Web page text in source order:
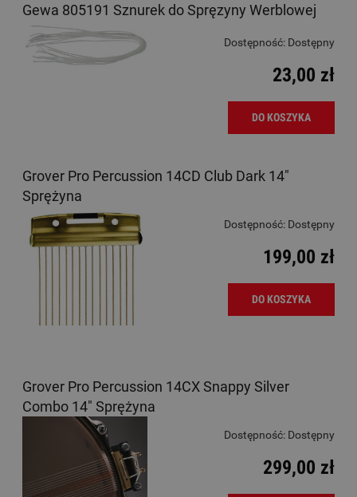
Gewa 805191 Sznurek do Spręzyny Werblowej
Dostępność: Dostępny
23,00 zł
DO KOSZYKA
Grover Pro Percussion 14CD Club Dark 14"
Sprężyna
Dostępność: Dostępny
199,00 zł
DO KOSZYKA
Grover Pro Percussion 14CX Snappy Silver
Combo 14" Sprężyna
Dostępność: Dostępny
299,00 zł